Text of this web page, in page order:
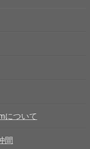
について
間